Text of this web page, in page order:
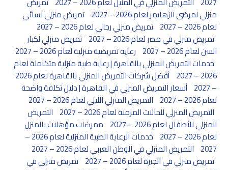
منزلي لمرضى الزهايمر لعام 2026 – 2027
تمريض منزلي نسائي
لعام 2026 – 2027
تمريض منزلي رجالي لعام 2026 – 2027
تمريض منزلي في مصر لعام 2026 – 2027
تمريض منزلي لكبار
السن لعام 2026 – 2027
رعاية تمريضية منزلية لعام 2026 – 2027
خدمات التمريض المنزلي بالقاهرة | رعاية طبية منزلية متكاملة لعام
2026 – 2027
أفضل شركات التمريض المنزلي بالقاهرة لعام 2026
– 2027
أسعار التمريض المنزلي في القاهرة | دليل تكلفة واضحة
لعام 2026 – 2027
التمريض المنزلي الليلي لعام 2026 – 2027
التمريض المنزلي للحالات المزمنة لعام 2026 – 2027
التمريض
المنزلي للأطفال لعام 2026 – 2027
ممرضات مؤهلات بالمنزل
لعام 2026 – 2027
خدمات الرعاية الطبية المنزلية لعام 2026 –
2027 التمريض المنزلي في الوطن العربي لعام 2026 – 2027
تمريض منزلي في الجيزة لعام 2026 – 2027
تمريض منزلي في